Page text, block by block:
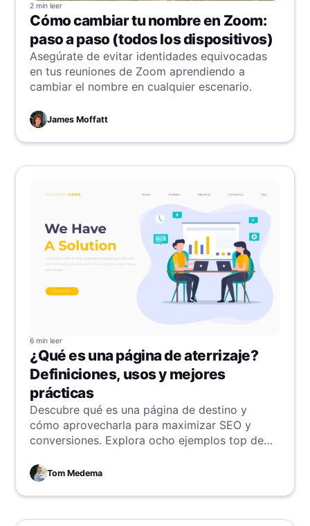
2 min leer
Cómo cambiar tu nombre en Zoom:
paso a paso (todos los dispositivos)
Asegúrate de evitar identidades equivocadas
en tus reuniones de Zoom aprendiendo a
cambiar el nombre en cualquier escenario.
James Moffatt
6 min leer
¿Qué es una página de aterrizaje?
Definiciones, usos y mejores
prácticas
Descubre qué es una página de destino y
cómo aprovecharla para maximizar SEO y
conversiones. Explora ocho ejemplos top de
revelando los secretos de su éxito y las
mejores prácticas para guiar tu estrategia.
Tom Medema